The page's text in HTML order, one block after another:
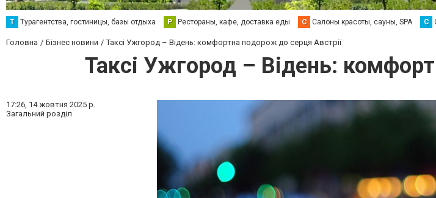
Т Турагентства, гостиницы, базы отдыха Р Рестораны, кафе, доставка еды С Салоны красоты, сауны, SPA С
Головна Бізнес новини Таксі Ужгород – Відень: комфортна подорож до серця Австрії
Таксі Ужгород – Відень:
17:26, 14 жовтня 2025 р.
Загальний розділ